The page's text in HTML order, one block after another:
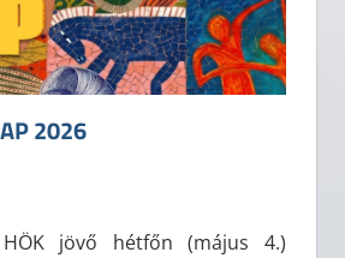
2026
HÖK jövő hétfőn (május 4.)